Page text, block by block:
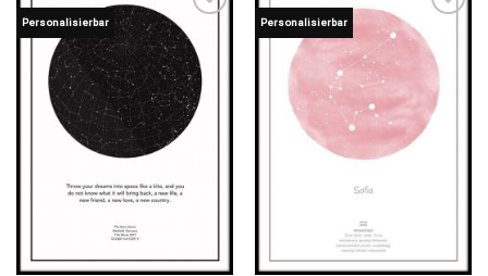
Personalisierbar Personalisierbar